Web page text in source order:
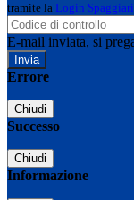
tramite la Login Spaggiari
E-mail inviata, si
Errore
Chiudi
Successo
Chiudi
Informazione